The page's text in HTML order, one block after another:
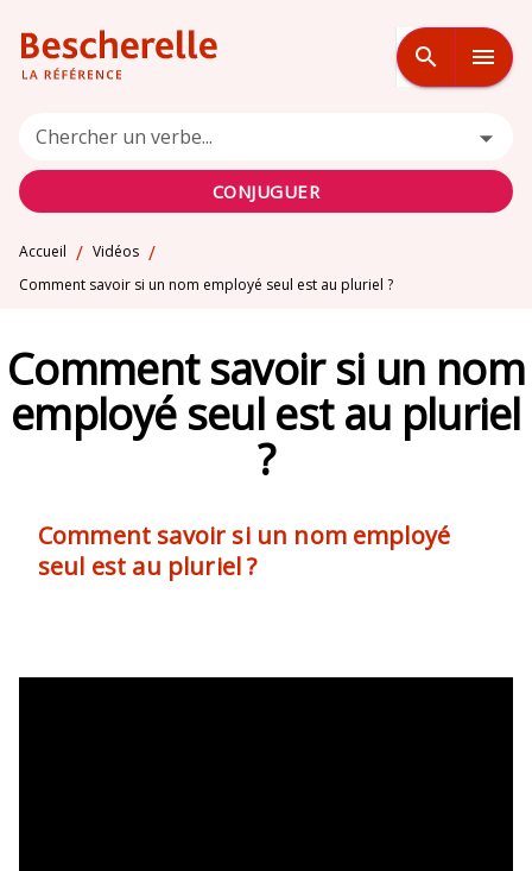
MENU RECHERCHE
PIED DE PAGE
search menu
Chercher un verbe...
CONJUGUER
Accueil / Vidéos /
Comment savoir si un nom employé seul est au pluriel ?
Comment savoir si un nom
employé seul est au pluriel
?
Comment savoir si un nom employé
seul est au pluriel ?